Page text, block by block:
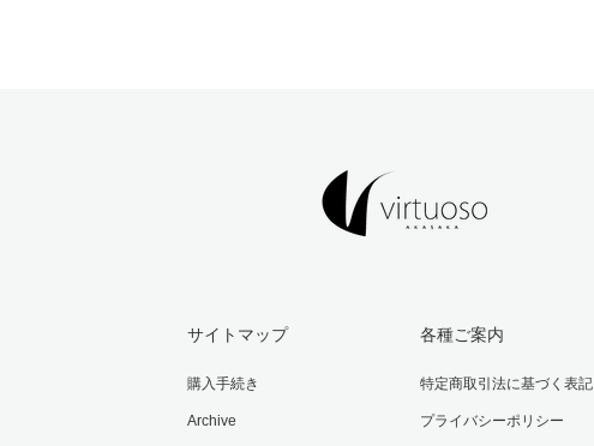
サイトマップ
購入手続き
Archive
各種ご案内
特定商取引法に基づく表記
プライバシーポリシー